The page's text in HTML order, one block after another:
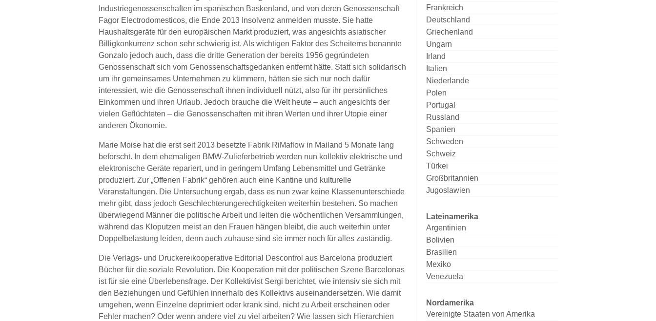
Industriegenossenschaften im spanischen Baskenland, und von deren Genossenschaft
Fagor Electrodomesticos, die Ende 2013 Insolvenz anmelden musste. Sie hatte
Haushaltsgeräte für den europäischen Markt produziert, was angesichts asiatischer
Billigkonkurrenz schon sehr schwierig ist. Als wichtigen Faktor des Scheiterns benannte
Gonzalo jedoch auch, dass die dritte Generation der bereits 1956 gegründeten
Genossenschaft sich vom Genossenschaftsgedanken entfernt hätte. Statt sich solidarisch
um ihr gemeinsames Unternehmen zu kümmern, hätten sie sich nur noch dafür
interessiert, wie die Genossenschaft ihnen individuell nützt, also für ihr persönliches
Einkommen und ihren Urlaub. Jedoch brauche die Welt heute – auch angesichts der
vielen Geflüchteten – die Genossenschaften mit ihren Werten und ihrer Utopie einer
anderen Ökonomie.
Marie Moise hat die erst seit 2013 besetzte Fabrik RiMaflow in Mailand 5 Monate lang
beforscht. In dem ehemaligen BMW-Zulieferbetrieb werden nun kollektiv elektrische und
elektronische Geräte repariert, und in geringem Umfang Lebensmittel und Getränke
produziert. Zur „Offenen Fabrik“ gehören auch eine Kantine und kulturelle
Veranstaltungen. Die Untersuchung ergab, dass es nun zwar keine Klassenunterschiede
mehr gibt, dass jedoch Geschlechterungerechtigkeiten weiterhin bestehen. So machen
überwiegend Männer die politische Arbeit und leiten die wöchentlichen Versammlungen,
während das Kloputzen meist an den Frauen hängen bleibt, die auch weiterhin unter
Doppelbelastung leiden, denn auch zuhause sind sie immer noch für alles zuständig.
Die Verlags- und Druckereikooperative Editorial Descontrol aus Barcelona produziert
Bücher für die soziale Revolution. Die Kooperation mit der politischen Szene Barcelonas
ist für sie eine Überlebensfrage. Der Kollektivist Sergi berichtet, wie intensiv sie sich mit
den Beziehungen und Gefühlen innerhalb des Kollektivs auseinandersetzen. Wie damit
umgehen, wenn Einzelne deprimiert oder krank sind, nicht zu Arbeit erscheinen oder
Fehler machen? Oder wenn andere viel zu viel arbeiten? Wie lassen sich Hierarchien
Frankreich
Deutschland
Griechenland
Ungarn
Irland
Italien
Niederlande
Polen
Portugal
Russland
Spanien
Schweden
Schweiz
Türkei
Großbritannien
Jugoslawien
Lateinamerika
Argentinien
Bolivien
Brasilien
Mexiko
Venezuela
Nordamerika
Vereinigte Staaten von Amerika